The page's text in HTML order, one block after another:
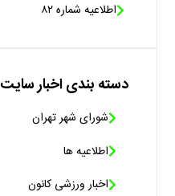
اطلاعیه شماره ۸۲
دسته بندی اخبار سایت
شورای شهر تهران
اطلاعیه ها
اخبار ورزشی کانون